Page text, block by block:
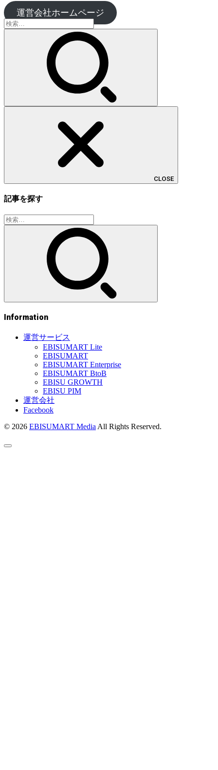
運営会社ホームページ
検
索:
CLOSE
記事を探す
検
索:
Information
運営サービス
EBISUMART Lite
EBISUMART
EBISUMART Enterprise
EBISUMART BtoB
EBISU GROWTH
EBISU PIM
運営会社
Facebook
© 2026 EBISUMART Media All Rights Reserved.